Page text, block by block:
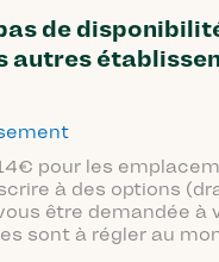
de
pour les
à des options
être demandée à
sont à régler au